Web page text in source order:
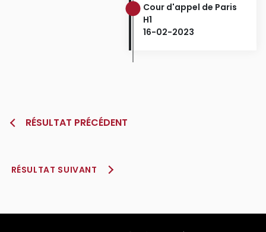
Cour d'appel de Paris
H1
16-02-2023
RÉSULTAT PRÉCÉDENT
RÉSULTAT SUIVANT